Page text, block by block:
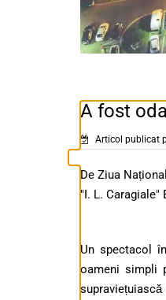
A fost
Articol publicat
De Ziua
"I. L. Caragiale"
Un spectacol
oameni simpli